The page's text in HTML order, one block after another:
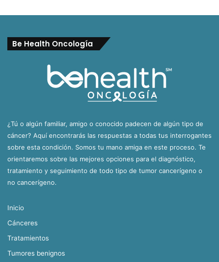
Be Health Oncología
¿Tú o algún familiar, amigo o conocido padecen de algún tipo de
cáncer? Aquí encontrarás las respuestas a todas tus interrogantes
sobre esta condición. Somos tu mano amiga en este proceso. Te
orientaremos sobre las mejores opciones para el diagnóstico,
tratamiento y seguimiento de todo tipo de tumor cancerígeno o
no cancerígeno.
Inicio
Cánceres
Tratamientos
Tumores benignos